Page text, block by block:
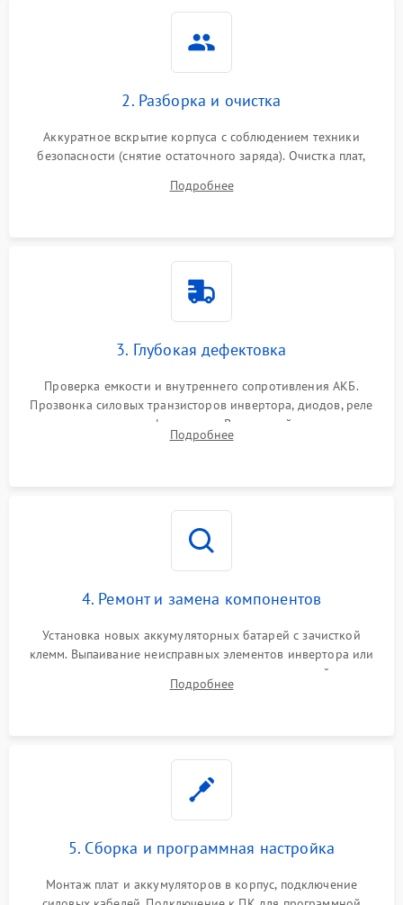
2. Разборка и очистка
Аккуратное вскрытие корпуса с соблюдением техники
безопасности (снятие остаточного заряда). Очистка плат,
и кистей для предотвращения перегрева и замыканий.
Подробнее
3. Глубокая дефектовка
Проверка емкости и внутреннего сопротивления АКБ.
Прозвонка силовых транзисторов инвертора, диодов, реле
переключения и трансформатора. Визуальный поиск вздутых
конденсаторов и прогаров на печатной плате.
Подробнее
4. Ремонт и замена компонентов
Установка новых аккумуляторных батарей с зачисткой
клемм. Выпаивание неисправных элементов инвертора или
цепи зарядки и монтаж новых радиодеталей.
Восстановление поврежденных токоведущих дорожек и
Подробнее
5. Сборка и программная настройка
Монтаж плат и аккумуляторов в корпус, подключение